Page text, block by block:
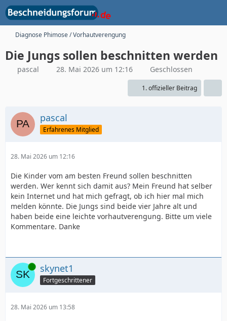
Diagnose Phimose / Vorhautverengung
Die Jungs sollen beschnitten werden
pascal 28. Mai 2026 um 12:16 Geschlossen
1. offizieller Beitrag
pascal
Erfahrenes Mitglied
28. Mai 2026 um 12:16
Die Kinder vom am besten Freund sollen beschnitten
werden. Wer kennt sich damit aus? Mein Freund hat selber
kein Internet und hat mich gefragt, ob ich hier mal mich
melden könnte. Die Jungs sind beide vier Jahre alt und
haben beide eine leichte vorhautverengung. Bitte um viele
Kommentare. Danke
Online skynet1
Fortgeschrittener
28. Mai 2026 um 13:58